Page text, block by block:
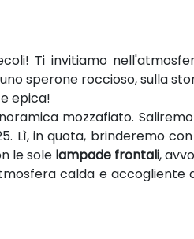
Ti invitiamo
sperone roccioso, sulla
epica!
mozzafiato.
Lì, in quota, brinderemo
le sole lampade frontali,
calda e accogliente